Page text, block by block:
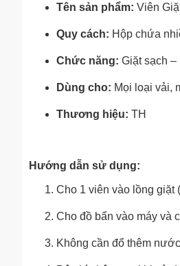
Tên sản phẩm: Viên
Quy cách: Hộp chứa
Chức năng: Giặt sạch
Dùng cho: Mọi loại vải,
Thương hiệu: TH
Hướng dẫn sử dụng:
Cho 1 viên vào lồng giặt
Cho đồ bẩn vào máy và
Không cần đổ thêm